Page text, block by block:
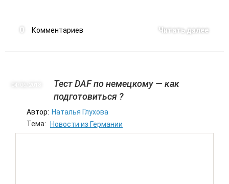
0 Комментариев Читать далее
Тест DAF по немецкому — как
подготовиться ?
Автор: Наталья Глухова
Тема:
Новости из Германии